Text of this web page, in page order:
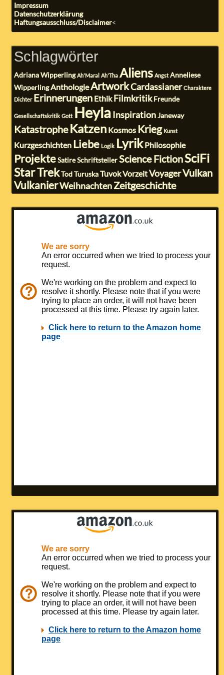
Impressum
Datenschutzerklärung
Haftungsausschluss/Disclaimer<
Schlagwörter
Adriana Wipperling Ah'Maral Ah'Tha Aliens Angst Anneliese
WipperlingAnthologieArtworkCardassianer Charaktere
Dichter Erinnerungen EthikFilmkritik Freunde
Gesellschaftskritik Gott HeylaInspiration Janeway
Katastrophe Katzen Kosmos Krieg Kunst
Kurzgeschichten Liebe Logik LyrikPhilosophie
Projekte SatireSchriftsteller Science FictionSciFi
Star TrekTod Turuska TuvokVorzeitVoyagerVulkan
VulkanierWeihnachtenZeitgeschichte